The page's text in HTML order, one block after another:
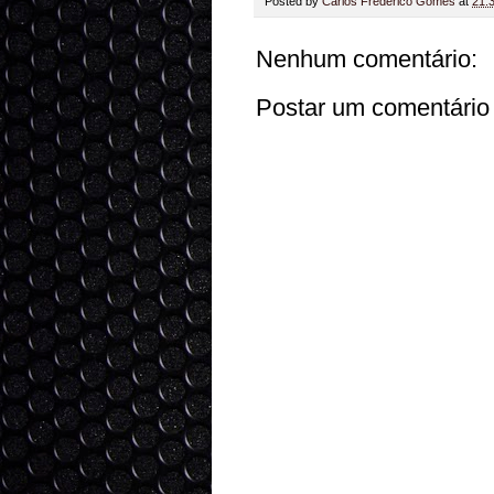
Nenhum comentário:
Postar um comentário